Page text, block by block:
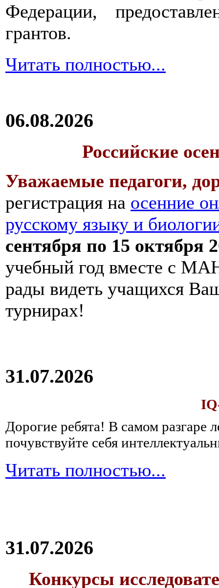
Федерации,
грантов.
Читать полностью...
06.08.2026
Российские
Уважаемые педагоги,
регистрация на осенние
русскому языку и
сентября по 15 октября
учебный год вместе с
рады видеть учащихся
турнирах!
31.07.2026
Дорогие ребята! В самом разгаре
почувствуйте себя
Читать полностью...
31.07.2026
Конкурсы